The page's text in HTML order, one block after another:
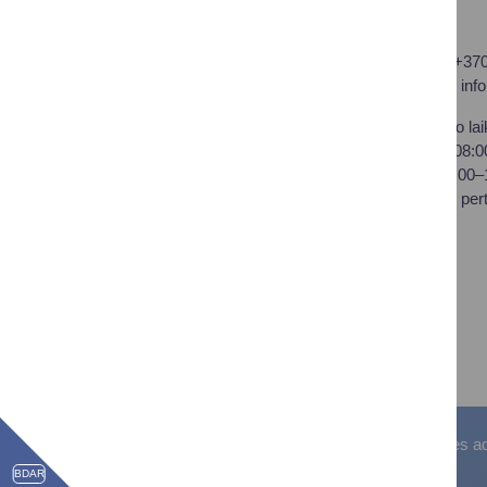
BDAR
Tel.:
Darbo
I–IV
V
Pietų
Visos teisės saugomos. © Druskininkų savivaldybės